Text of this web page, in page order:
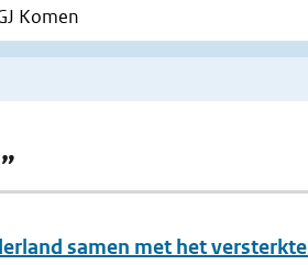
samen met het